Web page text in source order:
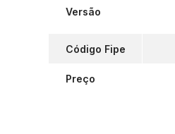
Versão
Código Fipe
Preço